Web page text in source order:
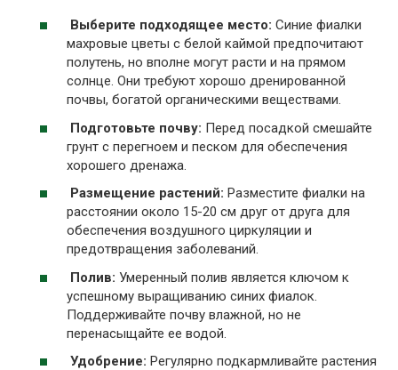
Выберите подходящее место: Синие фиалки
махровые цветы с белой каймой предпочитают
полутень, но вполне могут расти и на прямом
солнце. Они требуют хорошо дренированной
почвы, богатой органическими веществами.
Подготовьте почву: Перед посадкой смешайте
грунт с перегноем и песком для обеспечения
хорошего дренажа.
Размещение растений: Разместите фиалки на
расстоянии около 15-20 см друг от друга для
обеспечения воздушного циркуляции и
предотвращения заболеваний.
Полив: Умеренный полив является ключом к
успешному выращиванию синих фиалок.
Поддерживайте почву влажной, но не
перенасыщайте ее водой.
Удобрение: Регулярно подкармливайте растения